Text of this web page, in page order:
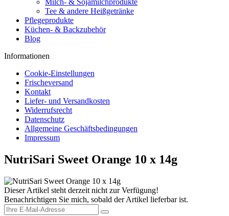
Milch- & Sojamilchprodukte
Tee & andere Heißgetränke
Pflegeprodukte
Küchen- & Backzubehör
Blog
Informationen
Cookie-Einstellungen
Frischeversand
Kontakt
Liefer- und Versandkosten
Widerrufsrecht
Datenschutz
Allgemeine Geschäftsbedingungen
Impressum
NutriSari Sweet Orange 10 x 14g
Dieser Artikel steht derzeit nicht zur Verfügung!
Benachrichtigen Sie mich, sobald der Artikel lieferbar ist.